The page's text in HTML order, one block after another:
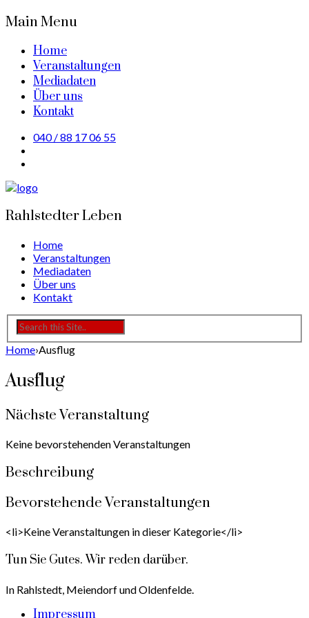
Main Menu
Home
Veranstaltungen
Mediadaten
Über uns
Kontakt
040 / 88 17 06 55
Rahlstedter Leben
Home
Veranstaltungen
Mediadaten
Über uns
Kontakt
Home›Ausflug
Ausflug
Nächste Veranstaltung
Keine bevorstehenden Veranstaltungen
Beschreibung
Bevorstehende Veranstaltungen
<li>Keine Veranstaltungen in dieser Kategorie</li>
Tun Sie Gutes. Wir reden darüber.
In Rahlstedt, Meiendorf und Oldenfelde.
Impressum